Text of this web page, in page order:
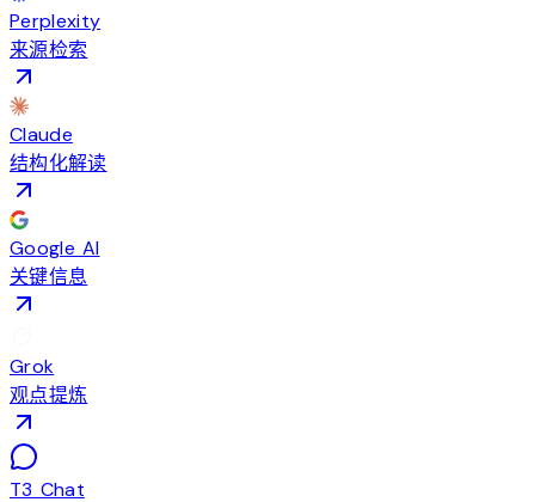
Perplexity
来源检索
Claude
结构化解读
Google AI
关键信息
Grok
观点提炼
T3 Chat